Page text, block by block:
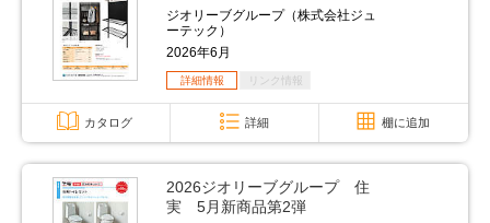
ジオリーブグループ（株式会社ジュ
ーテック）
2026年6月
詳細情報 リンク情報
カタログ 詳細 棚に追加
2026ジオリーブグループ 住
実 5月新商品第2弾